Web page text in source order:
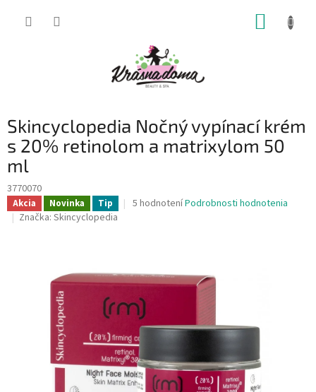
Skincyclopedia Nočný vypínací krém
s 20% retinolom a matrixylom 50
ml
3770070
Akcia Novinka Tip
Priemerné
5
hviezdičiek.
5 hodnoteníPodrobnosti hodnotenia
Značka: Skincyclopedia